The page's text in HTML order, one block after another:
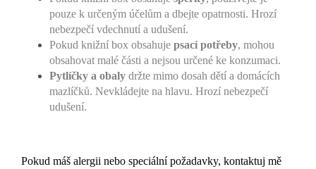
pouze k určeným účelům a dbejte opatrnosti. Hrozí
nebezpečí vdechnutí a udušení.
Pokud knižní box obsahuje psací potřeby, mohou
obsahovat malé části a nejsou určené ke konzumaci.
Pytlíčky a obaly držte mimo dosah dětí a domácích
mazlíčků. Nevkládejte na hlavu. Hrozí nebezpečí
udušení.
Pokud máš alergii nebo speciální požadavky, kontaktuj mě